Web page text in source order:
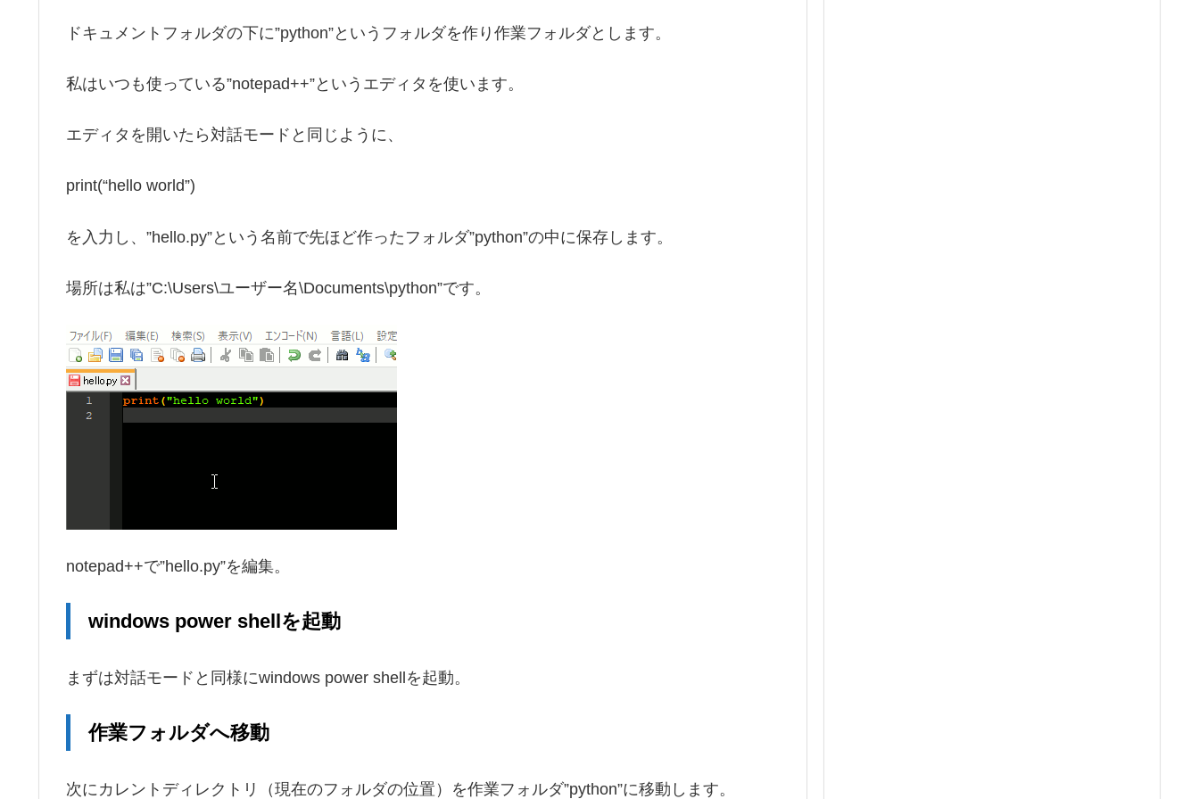
ドキュメントフォルダの下に”python”というフォルダを作り作業フォルダとします。
私はいつも使っている”notepad++”というエディタを使います。
エディタを開いたら対話モードと同じように、
print(“hello world”)
を入力し、”hello.py”という名前で先ほど作ったフォルダ”python”の中に保存します。
場所は私は”C:\Users\ユーザー名\Documents\python”です。
notepad++で”hello.py”を編集。
windows power shellを起動
まずは対話モードと同様にwindows power shellを起動。
作業フォルダへ移動
次にカレントディレクトリ（現在のフォルダの位置）を作業フォルダ”python”に移動します。